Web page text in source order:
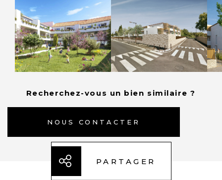
Recherchez-vous un bien similaire ?
NOUS CONTACTER
PARTAGER